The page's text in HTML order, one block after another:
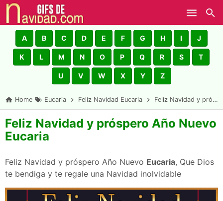
Skip to main content
A B C D E F G H I J
K L M N O P Q R S T
U V W X Y Z
Home Eucaria Feliz Navidad Eucaria Feliz Navidad y próspero Año Nuevo Eucaria
Feliz Navidad y próspero Año Nuevo
Eucaria
Feliz Navidad y próspero Año Nuevo Eucaria, Que Dios
te bendiga y te regale una Navidad inolvidable